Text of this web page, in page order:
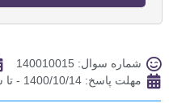
شماره سوال: 140010015
مهلت پاسخ: 1400/10/14 - تا ساعت 11:59